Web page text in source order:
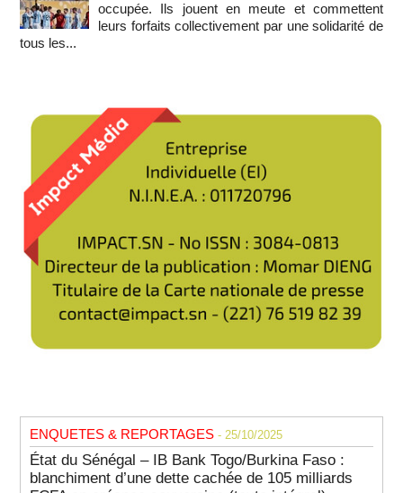
occupée. Ils jouent en meute et commettent
leurs forfaits collectivement par une solidarité de
tous les...
ENQUETES & REPORTAGES - 25/10/2025
État du Sénégal – IB Bank Togo/Burkina Faso :
blanchiment d’une dette cachée de 105 milliards